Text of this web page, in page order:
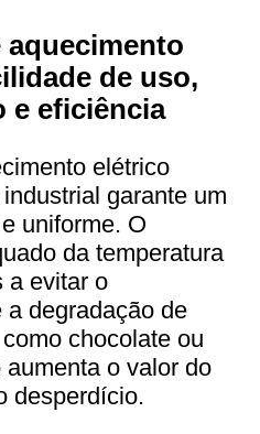
aquecimento
de uso,
e eficiência
elétrico
garante um
uniforme. O
da temperatura
a evitar o
degradação de
chocolate ou
o valor do
desperdício.